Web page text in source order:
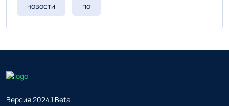
новости по
Версия 2024.1 Beta